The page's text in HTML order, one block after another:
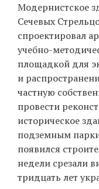
EN
UA
Модернистское
Сечевых
спроектировал
учебно-
площадкой для
и
частную
провести
историческое
подземным
появился
недели срезали
тридцать лет